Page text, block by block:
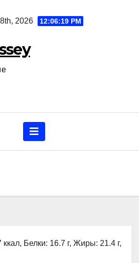
2026 12:06:20 PM
ккал, Белки: 16.7 г, Жиры: 21.4 г,